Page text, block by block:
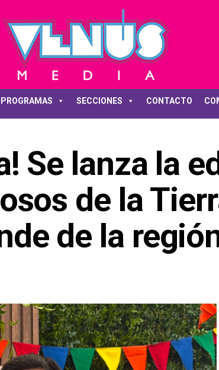
PROGRAMAS SECCIONES CONTACTO
Se lanza la
de la
de la